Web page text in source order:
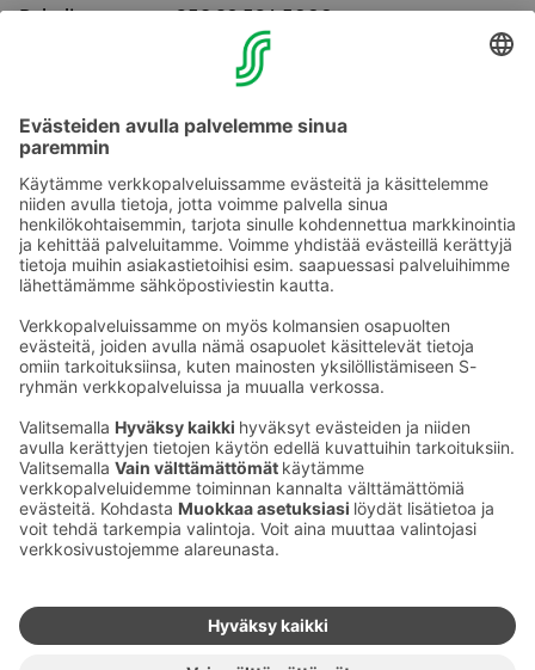
Puhelinnumero: +358 29 534 5000
Saavutettavuusselosteen
laatiminen
Palvelun saavutettavuus on arvioitu SOK:ssa.
Ota yhteyttä
Hotellien yhteystiedot
Asiakaspalvelun yhteystiedot›
Palaute
Anna palautetta
Sokos Hotels uutiskirje
Tilaa uutiskirje
Saat Sokos Hotellien uusimmat
edut ja uutiset sähköpostiisi
kuukausittain.
Palkinnot ja sertifikaatit
Sokos Hotels somessa
Sokos Hotels
Facebookissa
Sokos Hotels
Sokos
Hotels
Sokos
Hotels